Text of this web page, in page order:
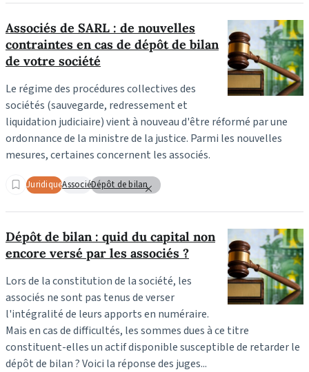
Associés de SARL : de nouvelles
contraintes en cas de dépôt de bilan
de votre société
Le régime des procédures collectives des
sociétés (sauvegarde, redressement et
liquidation judiciaire) vient à nouveau d'être réformé par une
ordonnance de la ministre de la justice. Parmi les nouvelles
mesures, certaines concernent les associés.
JuridiqueAssociéDépôt de bilan
Dépôt de bilan : quid du capital non
encore versé par les associés ?
Lors de la constitution de la société, les
associés ne sont pas tenus de verser
l'intégralité de leurs apports en numéraire.
Mais en cas de difficultés, les sommes dues à ce titre
constituent-elles un actif disponible susceptible de retarder le
dépôt de bilan ? Voici la réponse des juges...